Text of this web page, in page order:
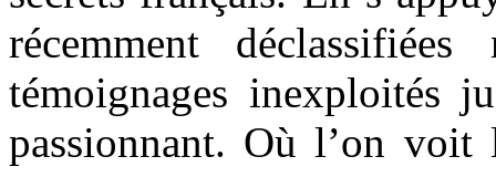
récemment
témoignages inexploités
passionnant. Où l’on